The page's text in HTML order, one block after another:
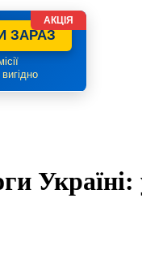
ЗАРАЗ
АКЦІЯ
Україні: